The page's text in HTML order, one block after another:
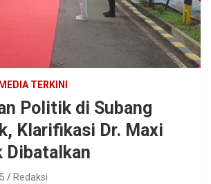
TERKINI
Politik di Subang
Klarifikasi Dr. Maxi
Dibatalkan
Redaksi